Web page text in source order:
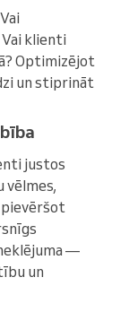
klienti
Optimizējot
un stiprināt
justos
pievēršot
—
un